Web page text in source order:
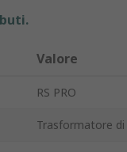
Valore
RS PRO
Trasformatore